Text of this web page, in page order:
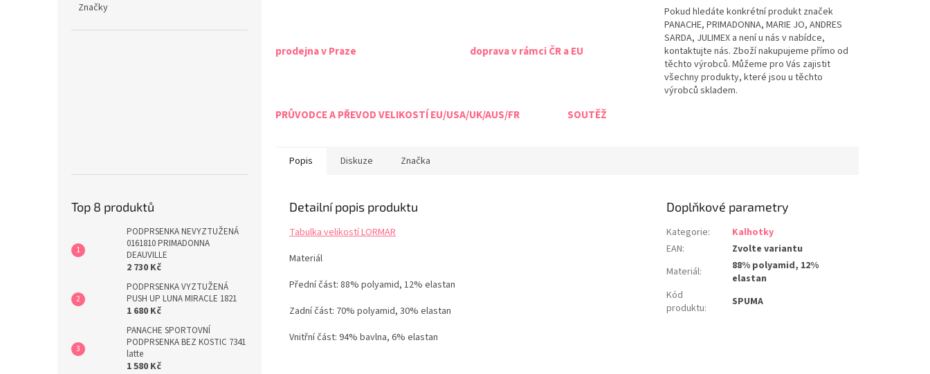
Značky
Top 8 produktů
PODPRSENKA NEVYZTUŽENÁ
0161810 PRIMADONNA
DEAUVILLE
2 730 Kč
PODPRSENKA VYZTUŽENÁ
PUSH UP LUNA MIRACLE 1821
1 680 Kč
PANACHE SPORTOVNÍ
PODPRSENKA BEZ KOSTIC 7341
latte
1 580 Kč
prodejna v Praze doprava v rámci ČR a EU
Pokud hledáte konkrétní produkt značek
PANACHE, PRIMADONNA, MARIE JO, ANDRES
SARDA, JULIMEX a není u nás v nabídce,
kontaktujte nás. Zboží nakupujeme přímo od
těchto výrobců. Můžeme pro Vás zajistit
všechny produkty, které jsou u těchto
výrobců skladem.
PRŮVODCE A PŘEVOD VELIKOSTÍ EU/USA/UK/AUS/FR SOUTĚŽ
Popis Diskuze Značka
Detailní popis produktu
Tabulka velikostí LORMAR
Materiál
Přední část: 88% polyamid, 12% elastan
Zadní část: 70% polyamid, 30% elastan
Vnitřní část: 94% bavlna, 6% elastan
Doplňkové parametry
Kategorie:
Kalhotky
EAN:
Zvolte variantu
Materiál:
88% polyamid, 12%
elastan
Kód
produktu: SPUMA